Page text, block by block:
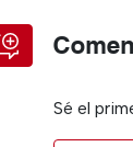
Sé el